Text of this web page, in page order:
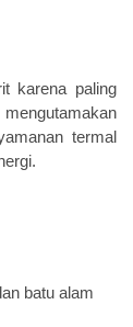
karena paling
termal
batu alam